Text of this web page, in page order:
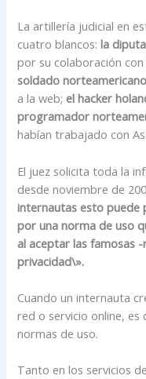
La artillería judicial en
cuatro blancos:la
por su colaboración con
soldado norteamericano
a la web; el hacker
programador
habían trabajado con
El juez solicita toda la
desde noviembre de
internautas esto puede
por una norma de uso
al aceptar las famosas
privacidad\».
Cuando un internauta
red o servicio online, es
normas de uso.
Tanto en los servicios